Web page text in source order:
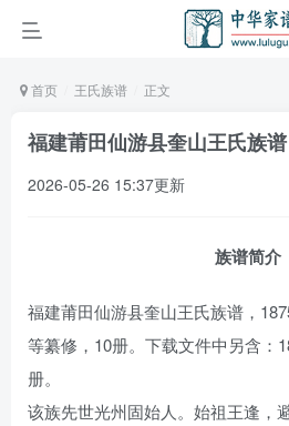
首页 王氏族谱 正文
福建莆田仙游县奎山王氏族谱
2026-05-26 15:37更新
族谱简介
福建莆田仙游县奎山王氏族谱，
等纂修，10册。下载文件中另含：
册。
该族先世光州固始人。始祖王逢，